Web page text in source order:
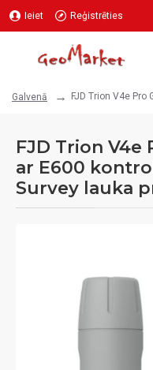
Ieiet Reģistrēties
Galvenā FJD Trion V4e
FJD Trion V4e
ar E600
Survey lauka